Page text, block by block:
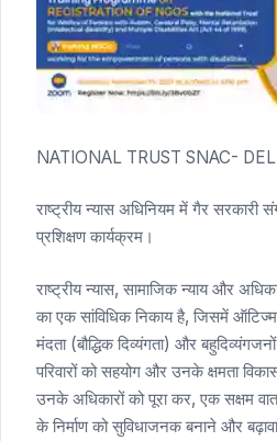
NATIONAL TRUST SNAC-
राष्ट्रीय न्यास अधिनियम में गैर
प्रशिक्षण कार्यक्रम।
राष्ट्रीय न्यास, सामाजिक न्याय और
का एक सांविधिक निकाय है, जिसमें
मंदता (बौद्धिक दिव्यंगता) और
परिवारों को सहयोग और उनके क्षमता
उनके अधिकारों को पूरा कर, एक सक्षम
के निर्माण को सुविधाजनक बनाने और